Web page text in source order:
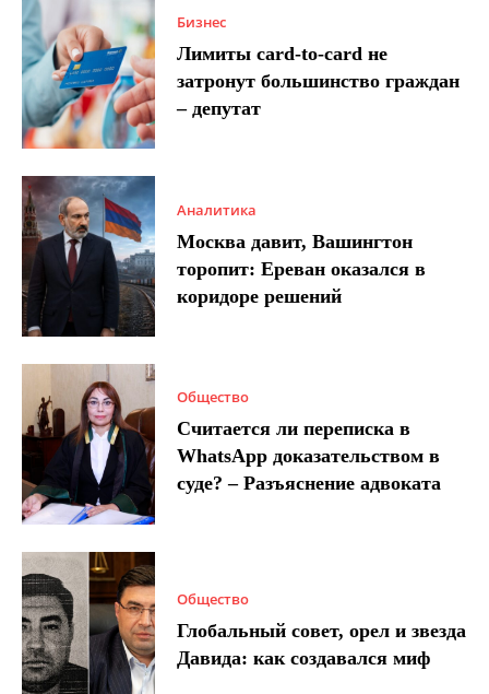
Бизнес
Лимиты card-to-card не
затронут большинство граждан
– депутат
Аналитика
Москва давит, Вашингтон
торопит: Ереван оказался в
коридоре решений
Общество
Считается ли переписка в
WhatsApp доказательством в
суде? – Разъяснение адвоката
Общество
Глобальный совет, орел и звезда
Давида: как создавался миф